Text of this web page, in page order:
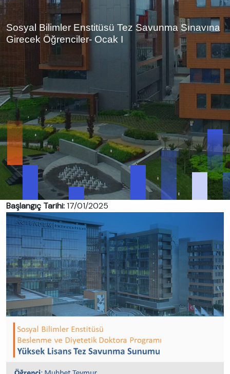
Sosyal Bilimler Enstitüsü Tez Savunma Sınavına
Girecek Öğrenciler- Ocak I
Başlangıç Tarihi:17/01/2025